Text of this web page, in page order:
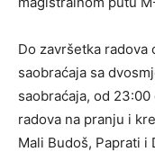
Do završetka radova
saobraćaja sa
saobraćaja, od
radova na pranju i
Mali Budoš, Paprati